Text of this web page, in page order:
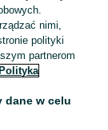
nimi,
polityki
partnerom
dane w celu